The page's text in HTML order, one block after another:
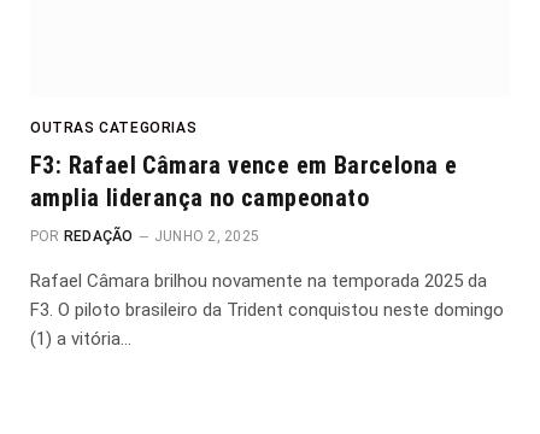
OUTRAS CATEGORIAS
F3: Rafael Câmara vence em Barcelona e
amplia liderança no campeonato
POR REDAÇÃO JUNHO 2, 2025
Rafael Câmara brilhou novamente na temporada 2025 da
F3. O piloto brasileiro da Trident conquistou neste domingo
(1) a vitória…